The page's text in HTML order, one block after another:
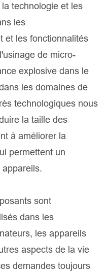
technologie et les
les
et les fonctionnalités
de micro-
explosive dans le
les domaines de
technologiques nous
la taille des
à améliorer la
permettent un
sont
dans les
les appareils
aspects de la vie
demandes toujours